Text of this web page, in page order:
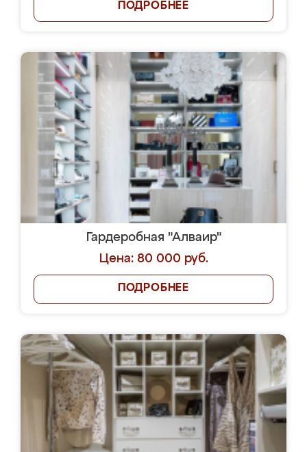
ПОДРОБНЕЕ
Гардеробная "Алваир"
Цена: 80 000 руб.
ПОДРОБНЕЕ